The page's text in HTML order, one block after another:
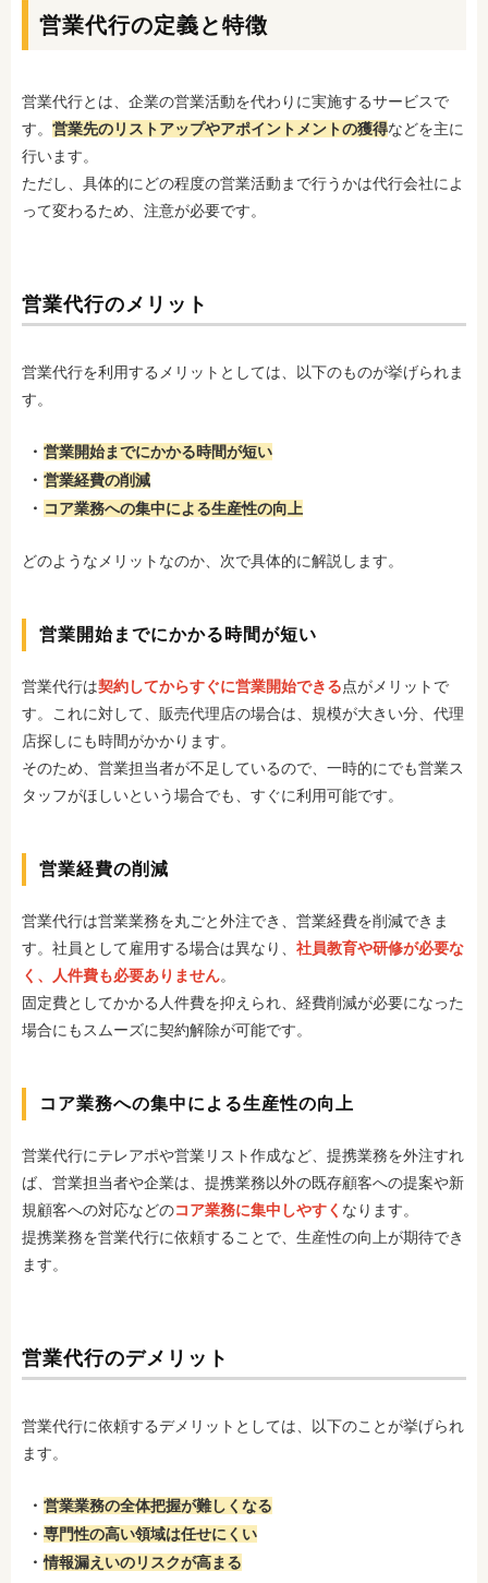
営業代行の定義と特徴
営業代行とは、企業の営業活動を代わりに実施するサービスで
す。 営業先のリストアップやアポイントメントの獲得などを主に
行います。
ただし、具体的にどの程度の営業活動まで行うかは代行会社によ
って変わるため、注意が必要です。
営業代行のメリット
営業代行を利用するメリットとしては、以下のものが挙げられま
す。
営業開始までにかかる時間が短い
営業経費の削減
コア業務への集中による生産性の向上
どのようなメリットなのか、次で具体的に解説します。
営業開始までにかかる時間が短い
営業代行は契約してからすぐに営業開始できる点がメリットで
す。これに対して、販売代理店の場合は、規模が大きい分、代理
店探しにも時間がかかります。
そのため、営業担当者が不足しているので、一時的にでも営業ス
タッフがほしいという場合でも、すぐに利用可能です。
営業経費の削減
営業代行は営業業務を丸ごと外注でき、営業経費を削減できま
す。社員として雇用する場合は異なり、 社員教育や研修が必要な
く、人件費も必要ありません。
固定費としてかかる人件費を抑えられ、経費削減が必要になった
場合にもスムーズに契約解除が可能です。
コア業務への集中による生産性の向上
営業代行にテレアポや営業リスト作成など、提携業務を外注すれ
ば、営業担当者や企業は、提携業務以外の既存顧客への提案や新
規顧客への対応などのコア業務に集中しやすく なります。
提携業務を営業代行に依頼することで、生産性の向上が期待でき
ます。
営業代行のデメリット
営業代行に依頼するデメリットとしては、以下のことが挙げられ
ます。
営業業務の全体把握が難しくなる
専門性の高い領域は任せにくい
情報漏えいのリスクが高まる